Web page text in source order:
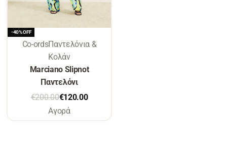
-40% OFF
Co-ordsΠαντελόνια &
Κολάν
Marciano Slipnot
Παντελόνι
€200.00€120.00
Αγορά